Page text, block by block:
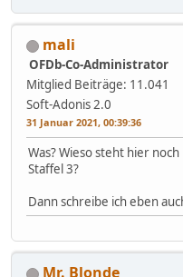
mali
OFDb-Co-Administrator
Mitglied Beiträge: 11.041
Soft-Adonis 2.0
31 Januar 2021, 00:39:36
Was? Wieso steht hier
Staffel 3?
Dann schreibe ich eben
Mr. Blonde